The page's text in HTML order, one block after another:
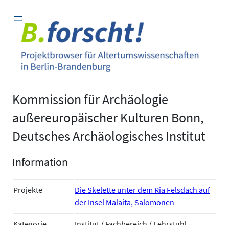
Inhalt
springen
Kommission für Archäologie
außereuropäischer Kulturen Bonn,
Deutsches Archäologisches Institut
Information
Projekte
Die Skelette unter dem Ria Felsdach auf
der Insel Malaita, Salomonen